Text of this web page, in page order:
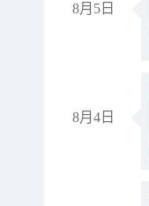
8月5日
8月4日